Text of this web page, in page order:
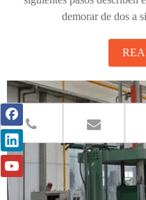
demorar de dos a